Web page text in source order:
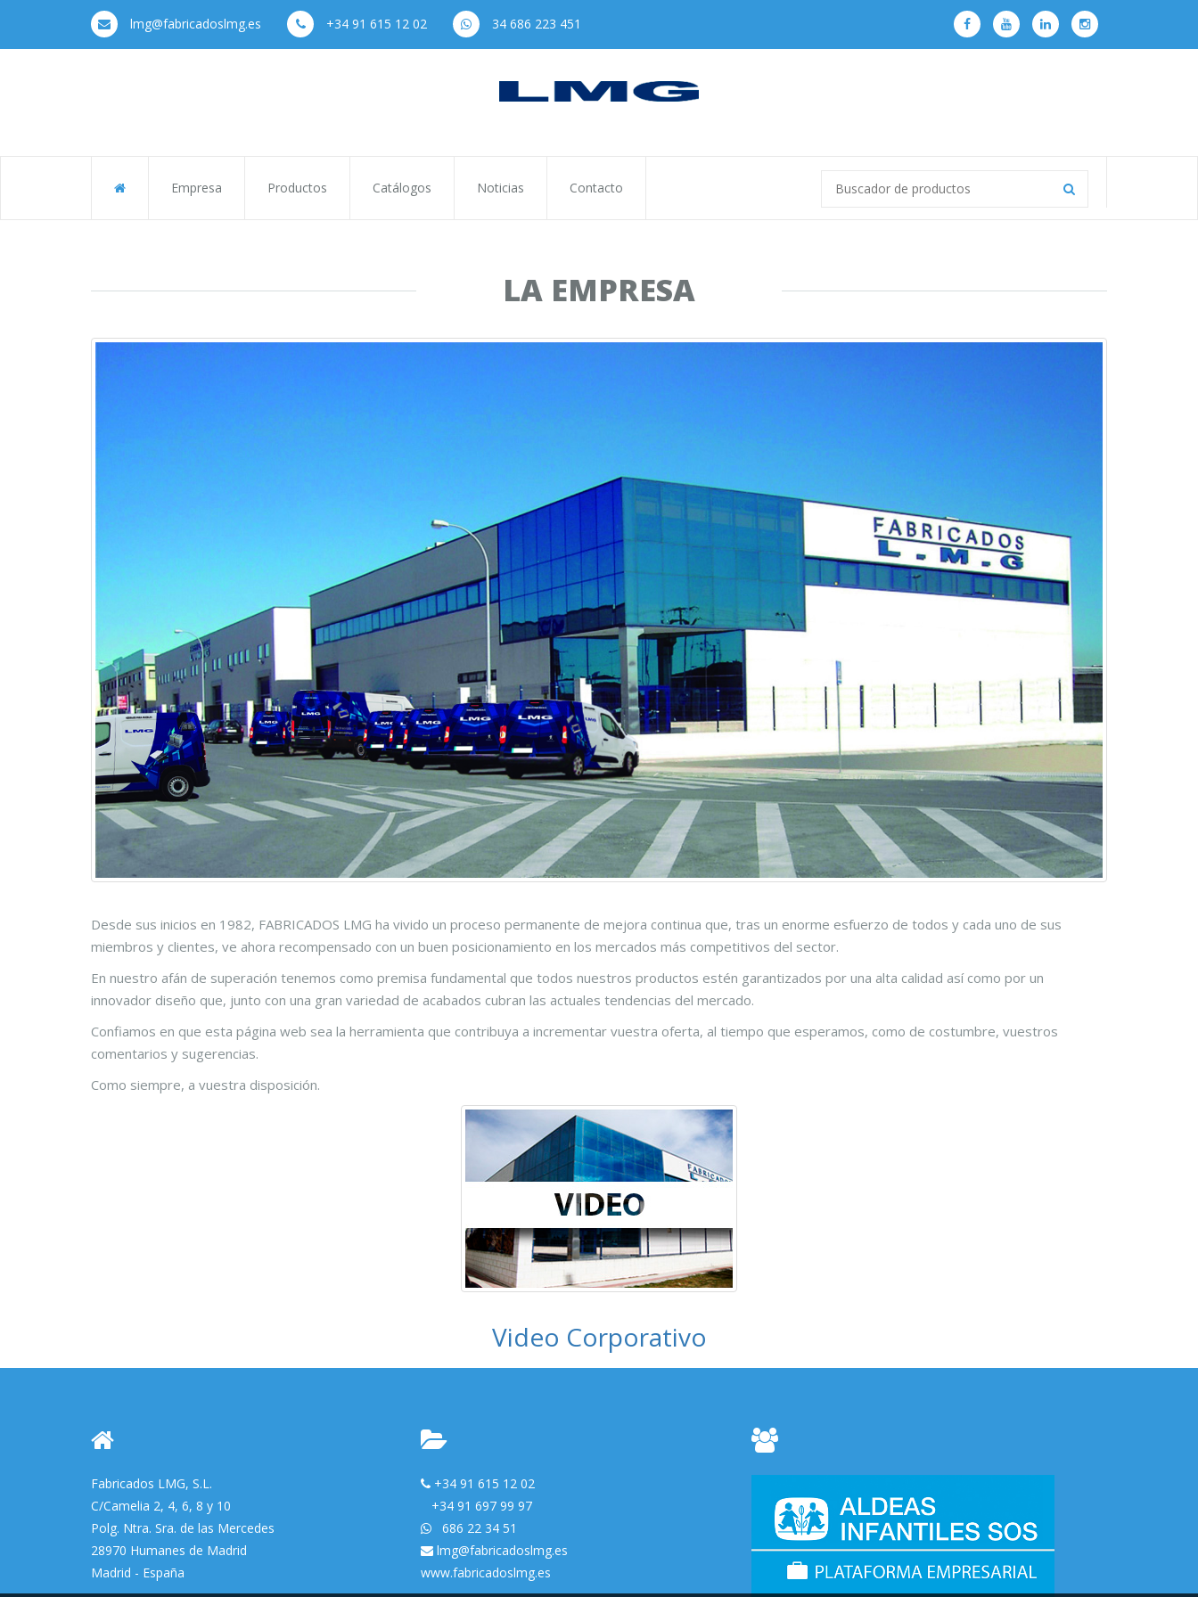
lmg@fabricadoslmg.es +34 91 615 12 02 34 686 223 451
Empresa Productos Catálogos Noticias Contacto
LA EMPRESA
Desde sus inicios en 1982, FABRICADOS LMG ha vivido un proceso permanente de mejora continua que, tras un enorme esfuerzo de todos y cada uno de sus
miembros y clientes, ve ahora recompensado con un buen posicionamiento en los mercados más competitivos del sector.
En nuestro afán de superación tenemos como premisa fundamental que todos nuestros productos estén garantizados por una alta calidad así como por un
innovador diseño que, junto con una gran variedad de acabados cubran las actuales tendencias del mercado.
Confiamos en que esta página web sea la herramienta que contribuya a incrementar vuestra oferta, al tiempo que esperamos, como de costumbre, vuestros
comentarios y sugerencias.
Como siempre, a vuestra disposición.
Video Corporativo
Fabricados LMG, S.L.
C/Camelia 2, 4, 6, 8 y 10
Polg. Ntra. Sra. de las Mercedes
28970 Humanes de Madrid
Madrid - España
+34 91 615 12 02
+34 91 697 99 97
686 22 34 51
lmg@fabricadoslmg.es
www.fabricadoslmg.es